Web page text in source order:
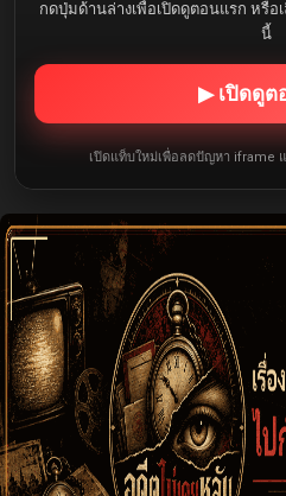
กดปุ่มด้านล่างเพื่อเปิดดูตอนแรก หรือ
นี้
▶ เปิดดูต
เปิดแท็บใหม่เพื่อลดปัญหา iframe